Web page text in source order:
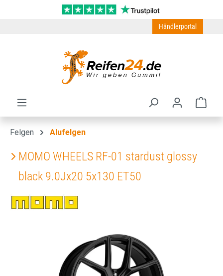
Zum Hauptinhalt springen
Händlerportal
Felgen Alufelgen
MOMO WHEELS RF-01 stardust glossy
black 9.0Jx20 5x130 ET50